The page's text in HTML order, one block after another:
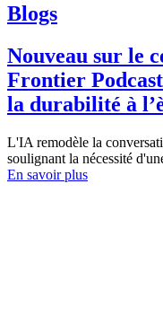
Blogs
Nouveau sur le
Frontier
la durabilité à
L'IA remodèle la
soulignant la nécessité
En savoir plus